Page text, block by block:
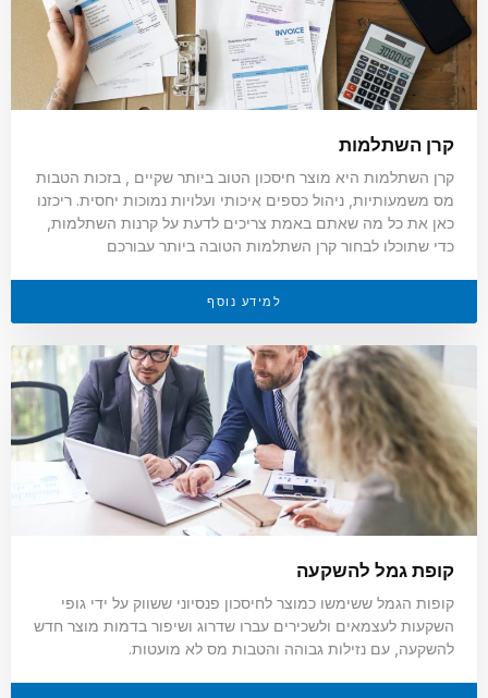
קרן השתלמות
קרן השתלמות היא מוצר חיסכון הטוב ביותר שקיים , בזכות הטבות
מס משמעותיות, ניהול כספים איכותי ועלויות נמוכות יחסית. ריכזנו
כאן את כל מה שאתם באמת צריכים לדעת על קרנות השתלמות,
כדי שתוכלו לבחור קרן השתלמות הטובה ביותר עבורכם
למידע נוסף
קופת גמל להשקעה
קופות הגמל ששימשו כמוצר לחיסכון פנסיוני ששווק על ידי גופי
השקעות לעצמאים ולשכירים עברו שדרוג ושיפור בדמות מוצר חדש
להשקעה, עם נזילות גבוהה והטבות מס לא מועטות.